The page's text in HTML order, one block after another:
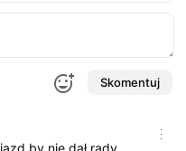
Skomentuj